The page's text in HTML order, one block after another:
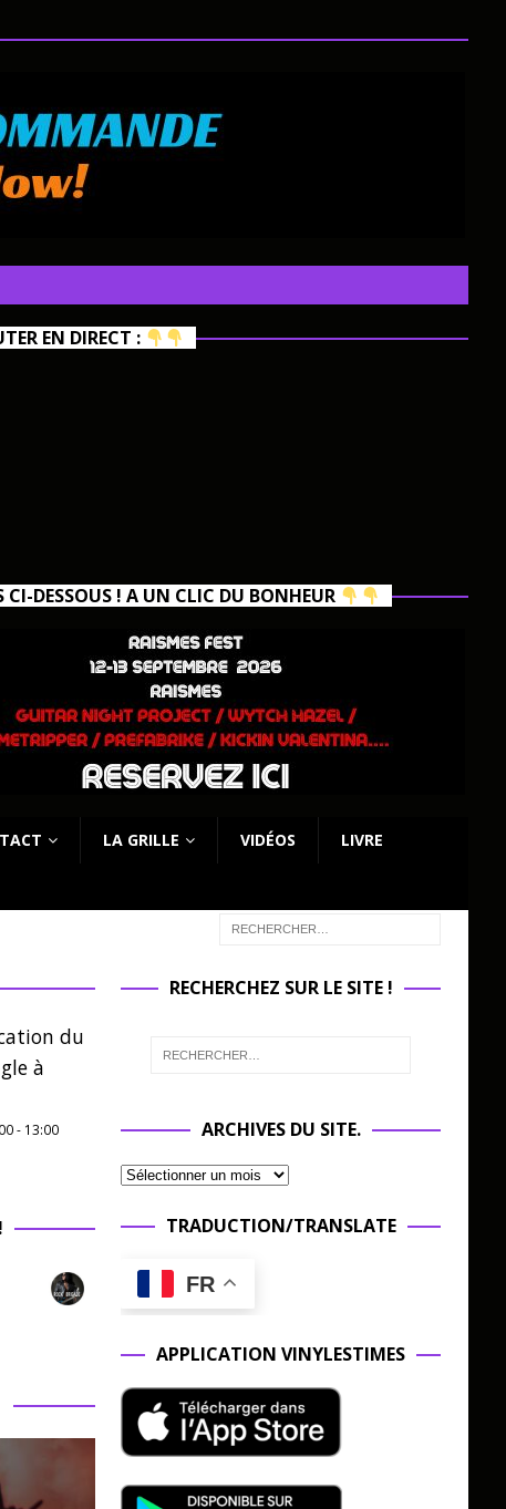
EN DIRECT :
DESSOUS ! A UN CLIC DU BONHEUR
LA GRILLE VIDÉOS LIVRE
du
à
- 13:00
RECHERCHEZ SUR LE SITE !
ARCHIVES DU SITE.
TRADUCTION/TRANSLATE
FR
APPLICATION VINYLESTIMES